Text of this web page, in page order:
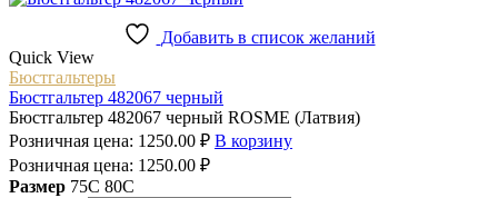
Добавить в список желаний
Quick View
Бюстгальтеры
Бюстгальтер 482067 черный
Бюстгальтер 482067 черный ROSME (Латвия)
Розничная цена: 1250.00 ₽ В корзину
Розничная цена: 1250.00 ₽
Размер 75C 80C